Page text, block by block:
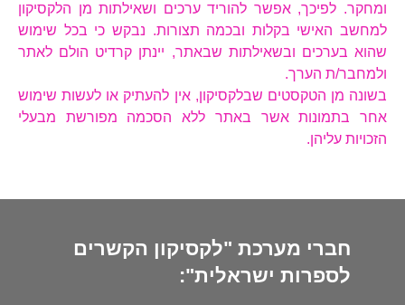
ומחקר. לפיכך, אפשר להוריד ערכים ושאילתות מן הלקסיקון
למחשב האישי בקלות ובכמה תצורות. נבקש כי בכל שימוש
שהוא בערכים ובשאילתות שבאתר, יינתן קרדיט הולם לאתר
ולמחבר/ת הערך.
בשונה מן הטקסטים שבלקסיקון, אין להעתיק או לעשות שימוש
אחר בתמונות אשר באתר ללא הסכמה מפורשת מבעלי
הזכויות עליהן.
חברי מערכת "לקסיקון הקשרים
לספרות ישראלית":